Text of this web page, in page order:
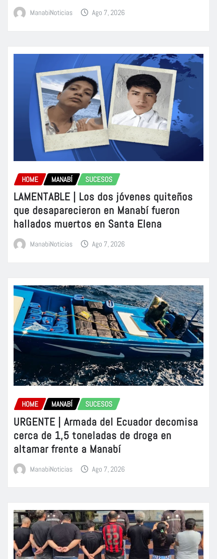
ManabiNoticias Ago 7, 2026
HOME MANABÍ SUCESOS
LAMENTABLE | Los dos jóvenes quiteños
que desaparecieron en Manabí fueron
hallados muertos en Santa Elena
ManabiNoticias Ago 7, 2026
HOME MANABÍ SUCESOS
URGENTE | Armada del Ecuador decomisa
cerca de 1,5 toneladas de droga en
altamar frente a Manabí
ManabiNoticias Ago 7, 2026